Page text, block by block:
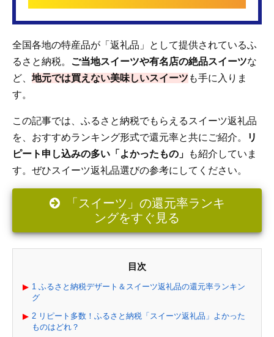
全国各地の特産品が「返礼品」として提供されているふ
るさと納税。 ご当地スイーツや有名店の絶品スイーツな
ど、 地元では買えない美味しいスイーツ も手に入りま
す。
この記事では、ふるさと納税でもらえるスイーツ返礼品
を、おすすめランキング形式で還元率と共にご紹介。
リ
ピート申し込みの多い「よかったもの」
も紹介していま
す。ぜひスイーツ返礼品選びの参考にしてください。
「スイーツ」の還元率ランキ
ングをすぐ見る
目次
1 ふるさと納税デザート＆スイーツ返礼品の還元率ランキン
グ
2 リピート多数！ふるさと納税「スイーツ返礼品」よかった
ものはどれ？